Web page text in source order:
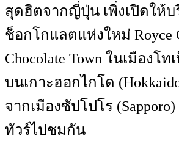
สุดฮิตจากญี่ปุ่น เพิ่งเปิดให้
ช็อกโกแลตแห่งใหม่ Royce
Chocolate Town ในเมืองโท
บนเกาะฮอกไกโด
จากเมืองซัปโปโร
ทัวร์ไปชมกัน